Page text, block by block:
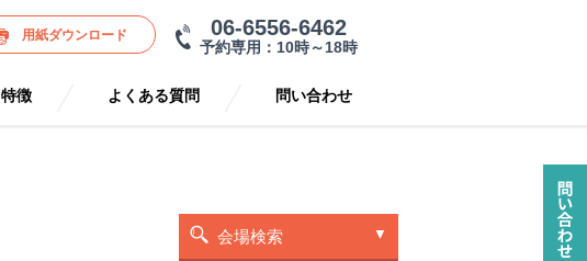
用紙ダウンロード 06-6556-6462
予約専用：10時～18時
特徴 よくある質問 問い合わせ
会場検索